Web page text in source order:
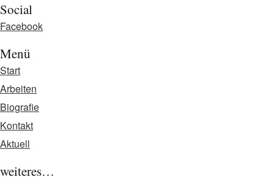
Social
Facebook
Menü
Start
Arbeiten
Biografie
Kontakt
Aktuell
weiteres…